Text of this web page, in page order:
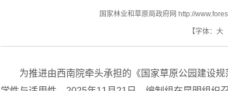
国家林业和草原局政府网 http://
【字体： 大
为推进由西南院牵头承担的《国家草原公园建设